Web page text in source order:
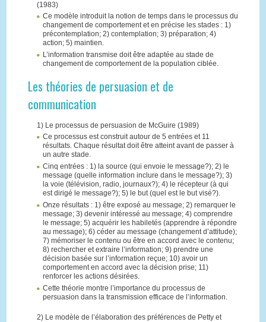
(1983)
Ce modèle introduit la notion de temps dans le processus du
changement de comportement et en précise les stades : 1)
précontemplation; 2) contemplation; 3) préparation; 4)
action; 5) maintien.
L’information transmise doit être adaptée au stade de
changement de comportement de la population ciblée.
Les théories de persuasion et de
communication
1) Le processus de persuasion de McGuire (1989)
Ce processus est construit autour de 5 entrées et 11
résultats. Chaque résultat doit être atteint avant de passer à
un autre stade.
Cinq entrées : 1) la source (qui envoie le message?); 2) le
message (quelle information inclure dans le message?); 3)
la voie (télévision, radio, journaux?); 4) le récepteur (à qui
est dirigé le message?); 5) le but (quel est le but visé?).
Onze résultats : 1) être exposé au message; 2) remarquer le
message; 3) devenir intéressé au message; 4) comprendre
le message; 5) acquérir les habiletés (apprendre à répondre
au message); 6) céder au message (changement d’attitude);
7) mémoriser le contenu ou être en accord avec le contenu;
8) rechercher et extraire l’information; 9) prendre une
décision basée sur l’information reçue; 10) avoir un
comportement en accord avec la décision prise; 11)
renforcer les actions désirées.
Cette théorie montre l’importance du processus de
persuasion dans la transmission efficace de l’information.
2) Le modèle de l’élaboration des préférences de Petty et